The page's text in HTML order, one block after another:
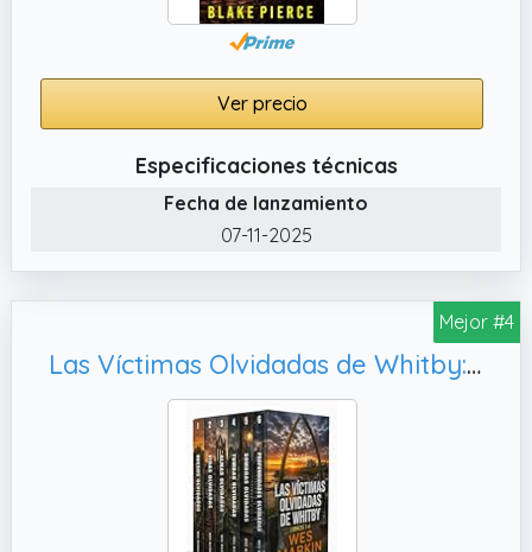
Ver precio
Especificaciones técnicas
Fecha de lanzamiento
07-11-2025
Mejor #4
Las Víctimas Olvidadas de Whitby: Libros 1-6 (Pack thriller policiaco) (Wes Markin pack thriller policiaco nº 3)